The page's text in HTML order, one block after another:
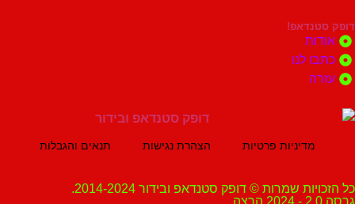
לנו
מדיניות פרטיות הצהרת נגישות תנאים והגבלות
שמרות © דופק סטנדאפ ובידור 2014-2024.